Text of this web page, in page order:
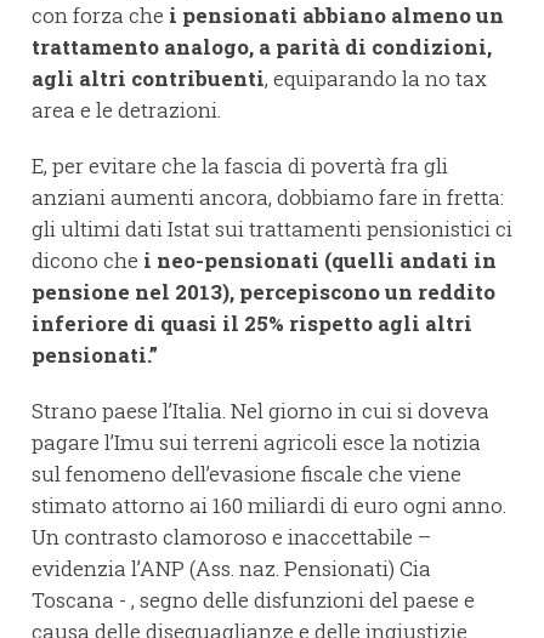
con forza che i pensionati abbiano almeno un
trattamento analogo, a parità di condizioni,
agli altri contribuenti, equiparando la no tax
area e le detrazioni.
E, per evitare che la fascia di povertà fra gli
anziani aumenti ancora, dobbiamo fare in fretta:
gli ultimi dati Istat sui trattamenti pensionistici ci
dicono che i neo-pensionati (quelli andati in
pensione nel 2013), percepiscono un reddito
inferiore di quasi il 25% rispetto agli altri
pensionati.”
Strano paese l’Italia. Nel giorno in cui si doveva
pagare l’Imu sui terreni agricoli esce la notizia
sul fenomeno dell’evasione fiscale che viene
stimato attorno ai 160 miliardi di euro ogni anno.
Un contrasto clamoroso e inaccettabile –
evidenzia l’ANP (Ass. naz. Pensionati) Cia
Toscana - , segno delle disfunzioni del paese e
causa delle diseguaglianze e delle ingiustizie